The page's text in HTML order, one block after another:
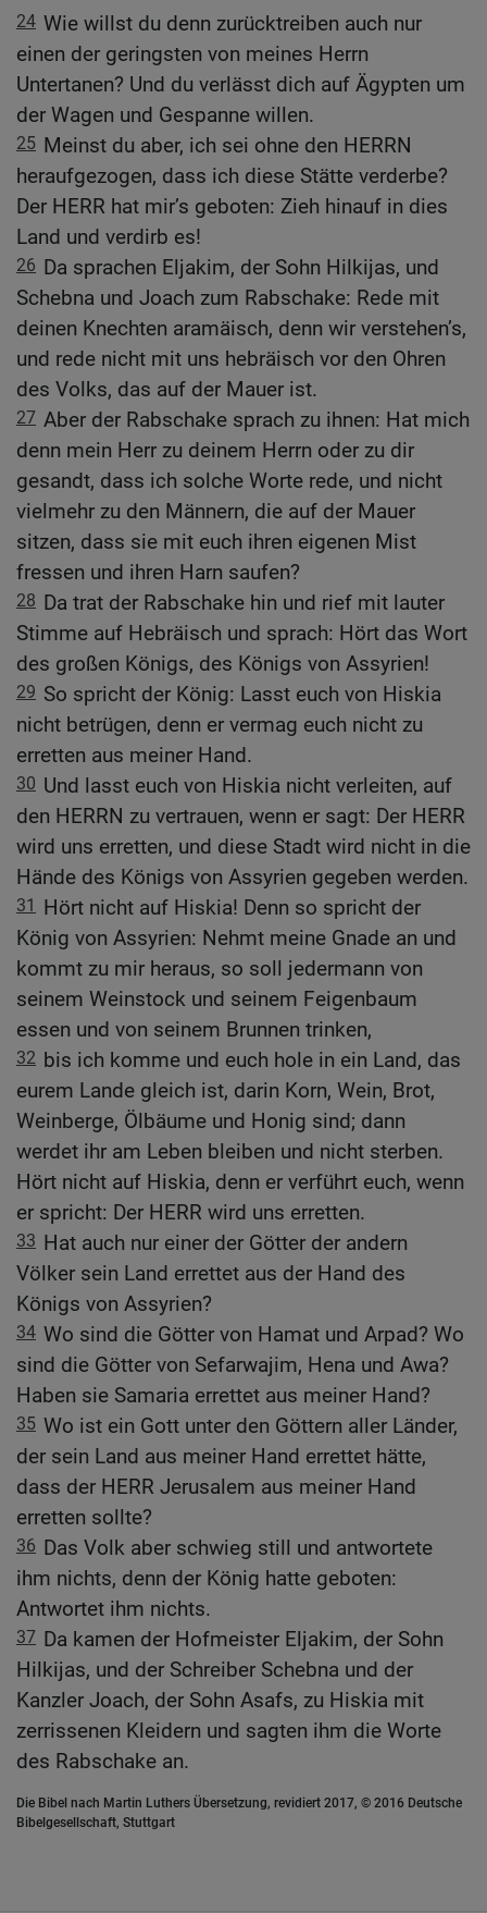
24 Wie willst du denn zurücktreiben auch nur
einen der geringsten von meines Herrn
Untertanen? Und du verlässt dich auf Ägypten um
der Wagen und Gespanne willen.
25 Meinst du aber, ich sei ohne den HERRN
heraufgezogen, dass ich diese Stätte verderbe?
Der HERR hat mir’s geboten: Zieh hinauf in dies
Land und verdirb es!
26 Da sprachen Eljakim, der Sohn Hilkijas, und
Schebna und Joach zum Rabschake: Rede mit
deinen Knechten aramäisch, denn wir verstehen’s,
und rede nicht mit uns hebräisch vor den Ohren
des Volks, das auf der Mauer ist.
27 Aber der Rabschake sprach zu ihnen: Hat mich
denn mein Herr zu deinem Herrn oder zu dir
gesandt, dass ich solche Worte rede, und nicht
vielmehr zu den Männern, die auf der Mauer
sitzen, dass sie mit euch ihren eigenen Mist
fressen und ihren Harn saufen?
28 Da trat der Rabschake hin und rief mit lauter
Stimme auf Hebräisch und sprach: Hört das Wort
des großen Königs, des Königs von Assyrien!
29 So spricht der König: Lasst euch von Hiskia
nicht betrügen, denn er vermag euch nicht zu
erretten aus meiner Hand.
30 Und lasst euch von Hiskia nicht verleiten, auf
den HERRN zu vertrauen, wenn er sagt: Der HERR
wird uns erretten, und diese Stadt wird nicht in die
Hände des Königs von Assyrien gegeben werden.
31
Hört nicht auf Hiskia! Denn so spricht der
König von Assyrien: Nehmt meine Gnade an und
kommt zu mir heraus, so soll jedermann von
seinem Weinstock und seinem Feigenbaum
essen und von seinem Brunnen trinken,
32 bis ich komme und euch hole in ein Land, das
eurem Lande gleich ist, darin Korn, Wein, Brot,
Weinberge, Ölbäume und Honig sind; dann
werdet ihr am Leben bleiben und nicht sterben.
Hört nicht auf Hiskia, denn er verführt euch, wenn
er spricht: Der HERR wird uns erretten.
33 Hat auch nur einer der Götter der andern
Völker sein Land errettet aus der Hand des
Königs von Assyrien?
34 Wo sind die Götter von Hamat und Arpad? Wo
sind die Götter von Sefarwajim, Hena und Awa?
Haben sie Samaria errettet aus meiner Hand?
35 Wo ist ein Gott unter den Göttern aller Länder,
der sein Land aus meiner Hand errettet hätte,
dass der HERR Jerusalem aus meiner Hand
erretten sollte?
36 Das Volk aber schwieg still und antwortete
ihm nichts, denn der König hatte geboten:
Antwortet ihm nichts.
37 Da kamen der Hofmeister Eljakim, der Sohn
Hilkijas, und der Schreiber Schebna und der
Kanzler Joach, der Sohn Asafs, zu Hiskia mit
zerrissenen Kleidern und sagten ihm die Worte
des Rabschake an.
Die Bibel nach Martin Luthers Übersetzung, revidiert 2017, © 2016 Deutsche
Bibelgesellschaft, Stuttgart